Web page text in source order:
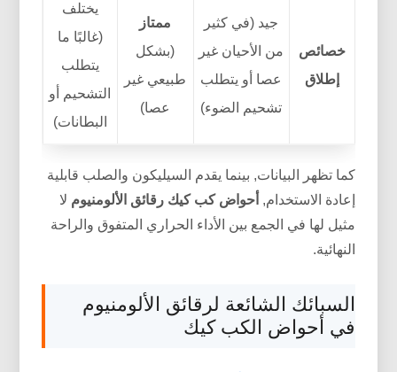
خصائص
إطلاق
جيد (في كثير
من الأحيان غير
عصا أو يتطلب
تشحيم الضوء)
ممتاز
(بشكل
طبيعي غير
عصا)
يختلف
(غالبًا ما
يتطلب
التشحيم أو
البطانات)
كما تظهر البيانات, بينما يقدم السيليكون والصلب قابلية
إعادة الاستخدام, أحواض كب كيك رقائق الألومنيوم لا
مثيل لها في الجمع بين الأداء الحراري المتفوق والراحة
النهائية.
السبائك الشائعة لرقائق الألومنيوم
في أحواض الكب كيك